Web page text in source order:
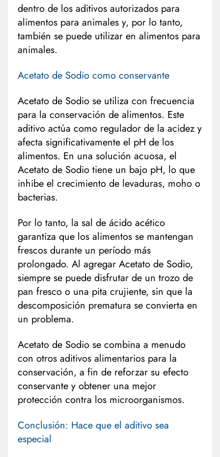
dentro de los aditivos autorizados para
alimentos para animales y, por lo tanto,
también se puede utilizar en alimentos para
animales.
Acetato de Sodio como conservante
Acetato de Sodio se utiliza con frecuencia
para la conservación de alimentos. Este
aditivo actúa como regulador de la acidez y
afecta significativamente el pH de los
alimentos. En una solución acuosa, el
Acetato de Sodio tiene un bajo pH, lo que
inhibe el crecimiento de levaduras, moho o
bacterias.
Por lo tanto, la sal de ácido acético
garantiza que los alimentos se mantengan
frescos durante un período más
prolongado. Al agregar Acetato de Sodio,
siempre se puede disfrutar de un trozo de
pan fresco o una pita crujiente, sin que la
descomposición prematura se convierta en
un problema.
Acetato de Sodio se combina a menudo
con otros aditivos alimentarios para la
conservación, a fin de reforzar su efecto
conservante y obtener una mejor
protección contra los microorganismos.
Conclusión: Hace que el aditivo sea
especial